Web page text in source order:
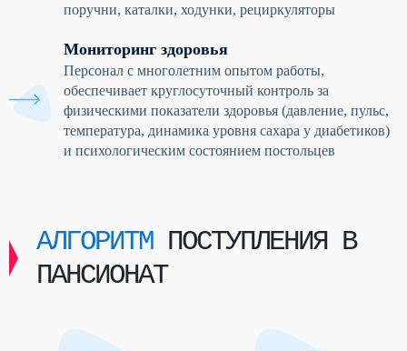
поручни, каталки, ходунки, рециркуляторы
Мониторинг здоровья
Персонал с многолетним опытом работы,
обеспечивает круглосуточный контроль за
физическими показатели здоровья (давление, пульс,
температура, динамика уровня сахара у диабетиков)
и психологическим состоянием постольцев
АЛГОРИТМПОСТУПЛЕНИЯ В
ПАНСИОНАТ